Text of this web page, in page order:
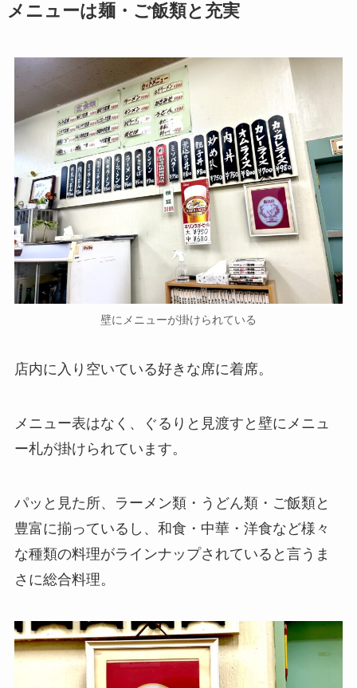
メニューは麺・ご飯類と充実
壁にメニューが掛けられている
店内に入り空いている好きな席に着席。
メニュー表はなく、ぐるりと見渡すと壁にメニュ
ー札が掛けられています。
パッと見た所、ラーメン類・うどん類・ご飯類と
豊富に揃っているし、和食・中華・洋食など様々
な種類の料理がラインナップされていると言うま
さに総合料理。